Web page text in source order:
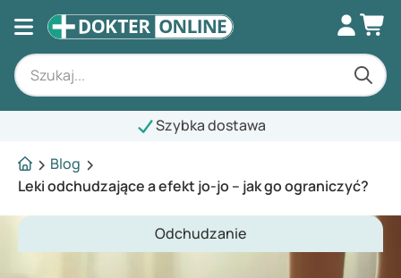
Szybka dostawa
Blog
Leki odchudzające a efekt jo-jo – jak go ograniczyć?
Odchudzanie